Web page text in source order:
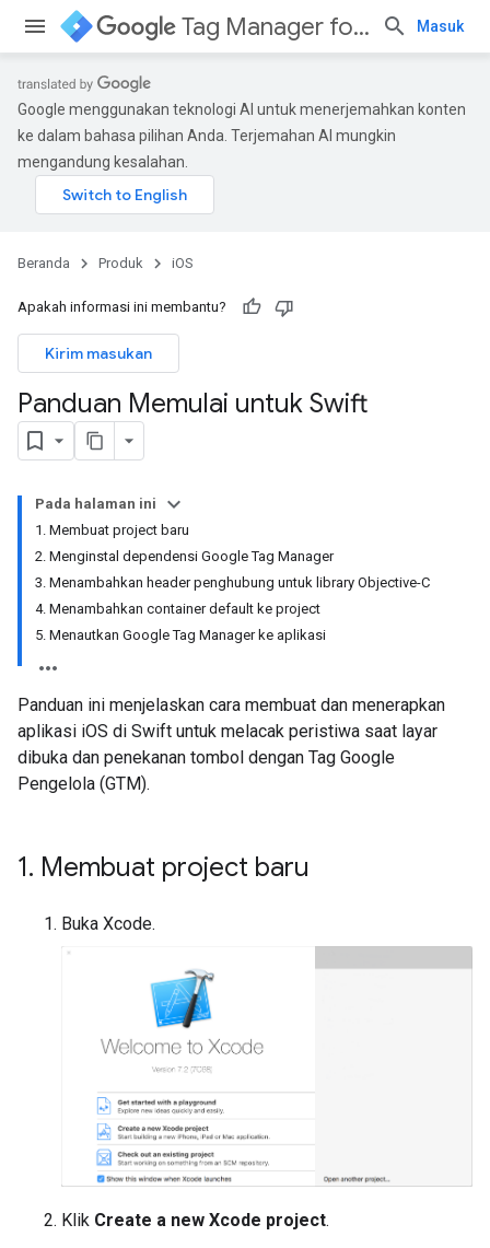
Tag Manager for iOS Masuk
Google menggunakan teknologi AI untuk menerjemahkan konten
ke dalam bahasa pilihan Anda. Terjemahan AI mungkin
mengandung kesalahan.
Beranda Produk iOS
Apakah informasi ini membantu?
Kirim masukan
Panduan Memulai untuk Swift
Pada halaman ini
1. Membuat project baru
2. Menginstal dependensi Google Tag Manager
3. Menambahkan header penghubung untuk library Objective-C
4. Menambahkan container default ke project
5. Menautkan Google Tag Manager ke aplikasi
Panduan ini menjelaskan cara membuat dan menerapkan
aplikasi iOS di Swift untuk melacak peristiwa saat layar
dibuka dan penekanan tombol dengan Tag Google
Pengelola (GTM).
1. Membuat project baru
Buka Xcode.
Klik Create a new Xcode project.